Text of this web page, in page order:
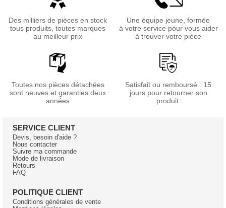
Des milliers de pièces en stock
tous produits, toutes marques
au meilleur prix
Une équipe jeune, formée
à votre service pour vous aider
à trouver votre pièce
Toutes nos pièces détachées
sont neuves et garanties deux
années
Satisfait ou remboursé : 15
jours pour retourner son
produit.
SERVICE CLIENT
Devis, besoin d'aide ?
Nous contacter
Suivre ma commande
Mode de livraison
Retours
FAQ
POLITIQUE CLIENT
Conditions générales de vente